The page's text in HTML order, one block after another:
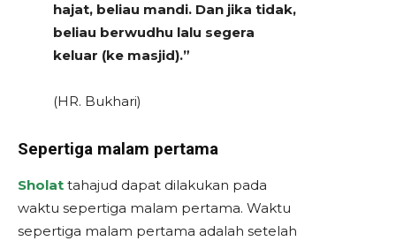
hajat, beliau mandi. Dan jika tidak,
beliau berwudhu lalu segera
keluar (ke masjid).”
(HR. Bukhari)
Sepertiga malam pertama
Sholat tahajud dapat dilakukan pada
waktu sepertiga malam pertama. Waktu
sepertiga malam pertama adalah setelah